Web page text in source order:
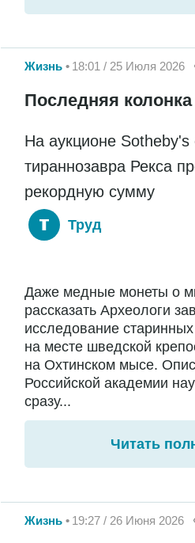
Жизнь 18:01 / 25 Июля 2026
Последняя колонка
На аукционе Sotheby's
тираннозавра Рекса
рекордную сумму
Труд
Даже медные монеты о
рассказать Археологи
исследование
на месте шведской
на Охтинском мысе.
Российской академии
сразу...
Читать
Жизнь 19:27 / 26 Июня 2026